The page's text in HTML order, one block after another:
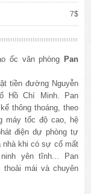
7$
ốc văn phòng
Pan
tiền đường Nguyễn
Hồ Chí Minh. Pan
thông thoáng, theo
máy tốc độ cao, hệ
điện dự phòng tự
nhà khi có sự cố mất
yên tĩnh... Pan
thoải mái và chuyên